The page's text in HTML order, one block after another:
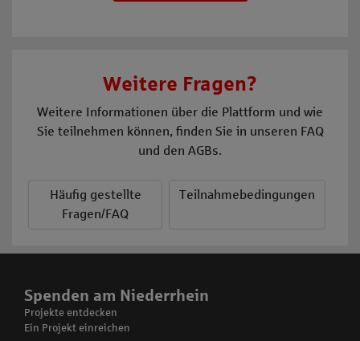
Weitere Fragen?
Weitere Informationen über die Plattform und wie
Sie teilnehmen können, finden Sie in unseren FAQ
und den AGBs.
Häufig gestellte
Fragen/FAQ
Teilnahmebedingungen
Spenden am Niederrhein
Projekte entdecken
Ein Projekt einreichen